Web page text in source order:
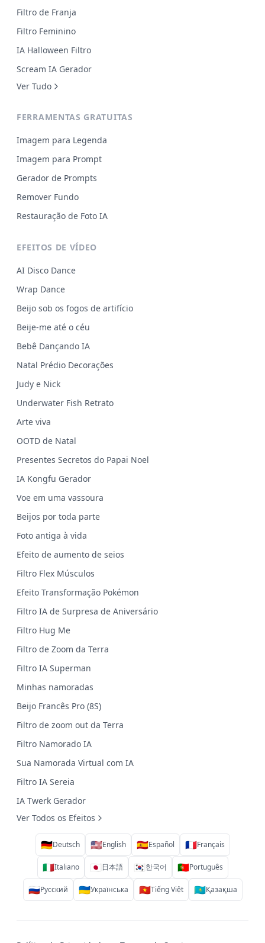
Filtro de Franja
Filtro Feminino
IA Halloween Filtro
Scream IA Gerador
Ver Tudo
FERRAMENTAS GRATUITAS
Imagem para Legenda
Imagem para Prompt
Gerador de Prompts
Remover Fundo
Restauração de Foto IA
EFEITOS DE VÍDEO
AI Disco Dance
Wrap Dance
Beijo sob os fogos de artifício
Beije-me até o céu
Bebê Dançando IA
Natal Prédio Decorações
Judy e Nick
Underwater Fish Retrato
Arte viva
OOTD de Natal
Presentes Secretos do Papai Noel
IA Kongfu Gerador
Voe em uma vassoura
Beijos por toda parte
Foto antiga à vida
Efeito de aumento de seios
Filtro Flex Músculos
Efeito Transformação Pokémon
Filtro IA de Surpresa de Aniversário
Filtro Hug Me
Filtro de Zoom da Terra
Filtro IA Superman
Minhas namoradas
Beijo Francês Pro (8S)
Filtro de zoom out da Terra
Filtro Namorado IA
Sua Namorada Virtual com IA
Filtro IA Sereia
IA Twerk Gerador
Ver Todos os Efeitos
🇩🇪Deutsch 🇺🇸English 🇪🇸Español 🇫🇷Français
🇮🇹Italiano 🇯🇵日本語 🇰🇷한국어 🇵🇹Português
🇷🇺Русский 🇺🇦Українська 🇻🇳Tiếng Việt 🇰🇿Қазақша